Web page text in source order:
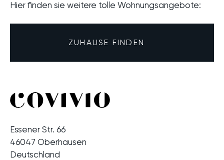
Hier finden sie weitere tolle Wohnungsangebote:
ZUHAUSE FINDEN
Essener Str. 66
46047 Oberhausen
Deutschland